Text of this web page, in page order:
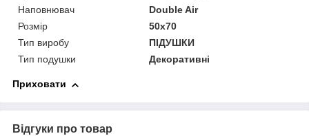
Наповнювач
Double Air
Розмір
50x70
Тип виробу
ПІДУШКИ
Тип подушки
Декоративні
Приховати
Відгуки про товар